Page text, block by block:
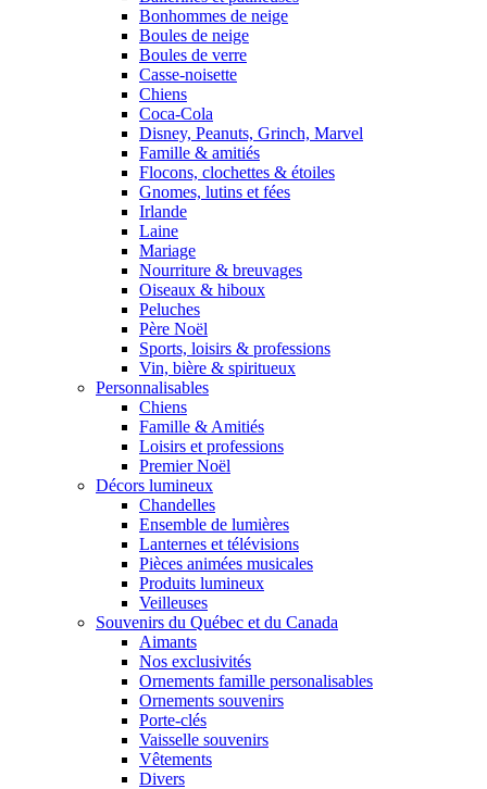
Bonhommes de neige
Boules de neige
Boules de verre
Casse-noisette
Chiens
Coca-Cola
Disney, Peanuts, Grinch, Marvel
Famille & amitiés
Flocons, clochettes & étoiles
Gnomes, lutins et fées
Irlande
Laine
Mariage
Nourriture & breuvages
Oiseaux & hiboux
Peluches
Père Noël
Sports, loisirs & professions
Vin, bière & spiritueux
Personnalisables
Chiens
Famille & Amitiés
Loisirs et professions
Premier Noël
Décors lumineux
Chandelles
Ensemble de lumières
Lanternes et télévisions
Pièces animées musicales
Produits lumineux
Veilleuses
Souvenirs du Québec et du Canada
Aimants
Nos exclusivités
Ornements famille personalisables
Ornements souvenirs
Porte-clés
Vaisselle souvenirs
Vêtements
Divers